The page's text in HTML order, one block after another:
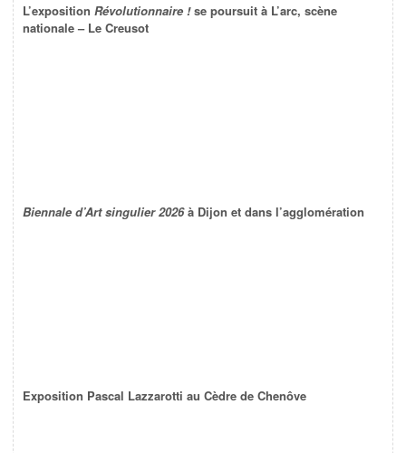
L’exposition Révolutionnaire !se poursuit à L’arc, scène
nationale – Le Creusot
Biennale d’Art singulier 2026à Dijon et dans l’agglomération
Exposition Pascal Lazzarotti au Cèdre de Chenôve